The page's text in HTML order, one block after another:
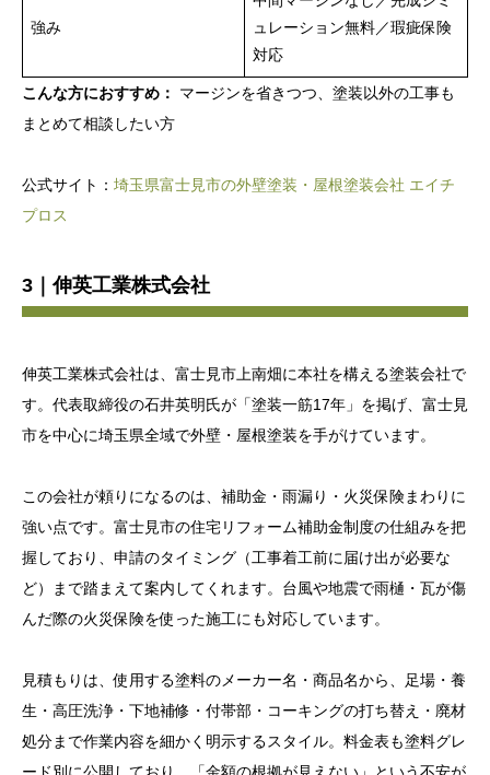
強み
ュレーション無料／瑕疵保険
対応
こんな方におすすめ：
マージンを省きつつ、塗装以外の工事も
まとめて相談したい方
公式サイト： 埼玉県富士見市の外壁塗装・屋根塗装会社 エイチ
プロス
3｜伸英工業株式会社
伸英工業株式会社は、富士見市上南畑に本社を構える塗装会社で
す。代表取締役の石井英明氏が「塗装一筋17年」を掲げ、富士見
市を中心に埼玉県全域で外壁・屋根塗装を手がけています。
この会社が頼りになるのは、補助金・雨漏り・火災保険まわりに
強い点です。富士見市の住宅リフォーム補助金制度の仕組みを把
握しており、申請のタイミング（工事着工前に届け出が必要な
ど）まで踏まえて案内してくれます。台風や地震で雨樋・瓦が傷
んだ際の火災保険を使った施工にも対応しています。
見積もりは、使用する塗料のメーカー名・商品名から、足場・養
生・高圧洗浄・下地補修・付帯部・コーキングの打ち替え・廃材
処分まで作業内容を細かく明示するスタイル。料金表も塗料グレ